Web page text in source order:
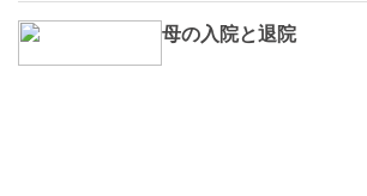
母の入院と退院